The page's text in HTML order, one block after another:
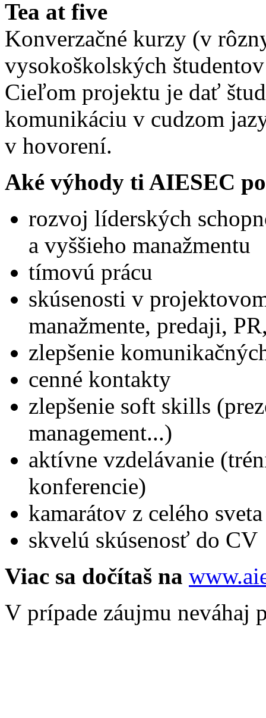
Tea at five
Konverzačné kurzy (v
vysokoškolských
Cieľom projektu je dať
komunikáciu v cudzom
v hovorení.
Aké výhody ti AIESEC
rozvoj líderských
a vyššieho manažmentu
tímovú prácu
skúsenosti v
manažmente, predaji,
zlepšenie
cenné kontakty
zlepšenie soft skills
management...)
aktívne vzdelávanie
konferencie)
kamarátov z celého sveta
skvelú skúsenosť do CV
Viac sa dočítaš na
V prípade záujmu neváhaj